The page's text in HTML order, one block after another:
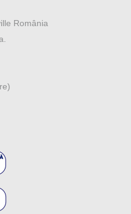
România